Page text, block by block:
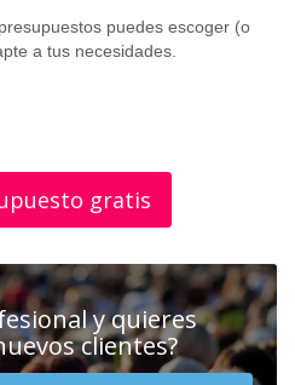
puedes escoger (o
a tus necesidades.
gratis
y quieres
clientes?